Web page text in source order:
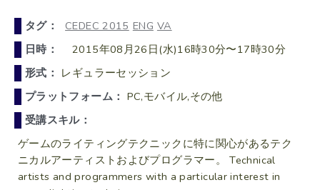
タグ： CEDEC 2015 ENG VA
日時：
2015年08月26日(水)16時30分〜17時30分
形式： レギュラーセッション
プラットフォーム： PC,モバイル,その他
受講スキル：
ゲームのライティングテクニックに特に関心があるテク
ニカルアーティストおよびプログラマー。 Technical
artists and programmers with a particular interest in